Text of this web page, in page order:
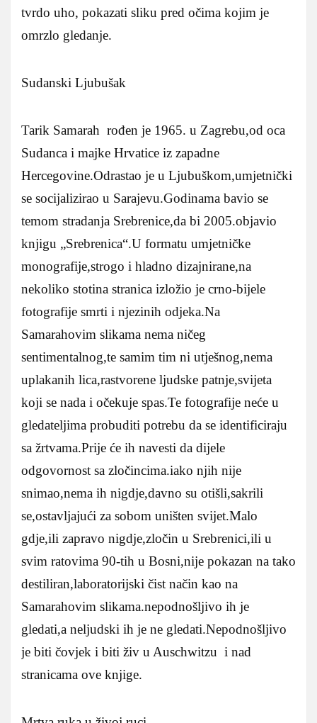
tvrdo uho, pokazati sliku pred očima kojim je
omrzlo gledanje.
Sudanski Ljubušak
Tarik Samarah rođen je 1965. u Zagrebu,od oca
Sudanca i majke Hrvatice iz zapadne
Hercegovine.Odrastao je u Ljubuškom,umjetnički
se socijalizirao u Sarajevu.Godinama bavio se
temom stradanja Srebrenice,da bi 2005.objavio
knjigu „Srebrenica“.U formatu umjetničke
monografije,strogo i hladno dizajnirane,na
nekoliko stotina stranica izložio je crno-bijele
fotografije smrti i njezinih odjeka.Na
Samarahovim slikama nema ničeg
sentimentalnog,te samim tim ni utješnog,nema
uplakanih lica,rastvorene ljudske patnje,svijeta
koji se nada i očekuje spas.Te fotografije neće u
gledateljima probuditi potrebu da se identificiraju
sa žrtvama.Prije će ih navesti da dijele
odgovornost sa zločincima.iako njih nije
snimao,nema ih nigdje,davno su otišli,sakrili
se,ostavljajući za sobom uništen svijet.Malo
gdje,ili zapravo nigdje,zločin u Srebrenici,ili u
svim ratovima 90-tih u Bosni,nije pokazan na tako
destiliran,laboratorijski čist način kao na
Samarahovim slikama.nepodnošljivo ih je
gledati,a neljudski ih je ne gledati.Nepodnošljivo
je biti čovjek i biti živ u Auschwitzu i nad
stranicama ove knjige.